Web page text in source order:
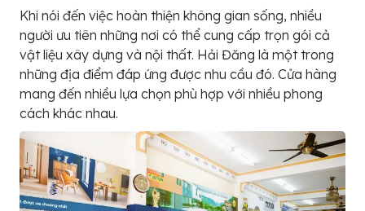
Khi nói đến việc hoàn thiện không gian sống, nhiều
người ưu tiên những nơi có thể cung cấp trọn gói cả
vật liệu xây dựng và nội thất. Hải Đăng là một trong
những địa điểm đáp ứng được nhu cầu đó. Cửa hàng
mang đến nhiều lựa chọn phù hợp với nhiều phong
cách khác nhau.